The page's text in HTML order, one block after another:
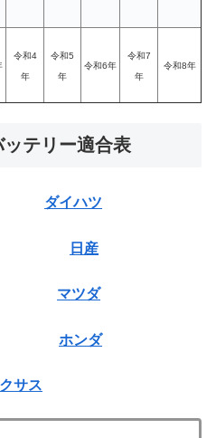
令和4
年
令和5
年
令和6年
令和7
年
令和8年
ッテリー適合表
ダイハツ
日産
マツダ
ホンダ
サス